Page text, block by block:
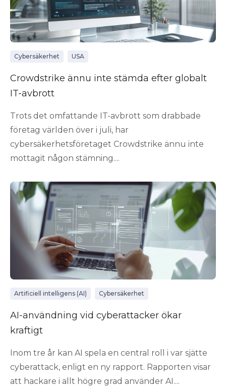
Cybersäkerhet USA
Crowdstrike ännu inte stämda efter globalt
IT-avbrott
Trots det omfattande IT-avbrott som drabbade
företag världen över i juli, har
cybersäkerhetsföretaget Crowdstrike ännu inte
mottagit någon stämning....
Artificiell intelligens (AI) Cybersäkerhet
AI-användning vid cyberattacker ökar
kraftigt
Inom tre år kan AI spela en central roll i var sjätte
cyberattack, enligt en ny rapport. Rapporten visar
att hackare i allt högre grad använder AI....